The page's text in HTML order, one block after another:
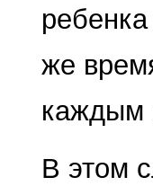
же
каждым
В этом